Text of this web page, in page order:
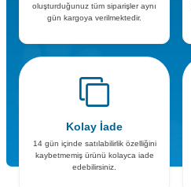
oluşturduğunuz tüm siparişler aynı
gün kargoya verilmektedir.
Kolay İade
14 gün içinde satılabilirlik özelliğini
kaybetmemiş ürünü kolayca iade
edebilirsiniz.